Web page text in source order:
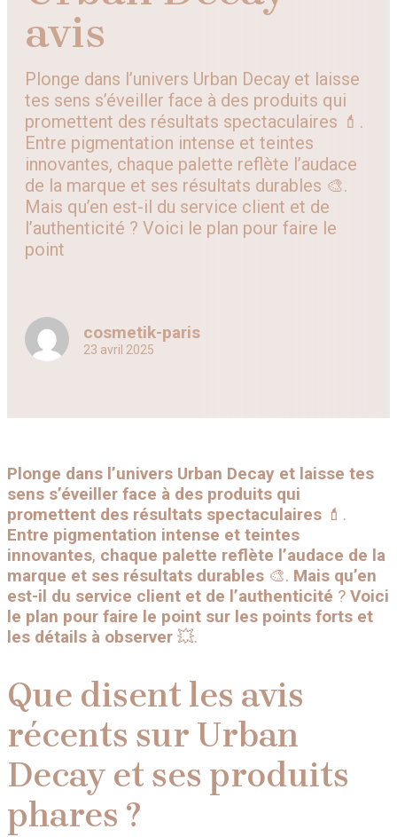
avis
Plonge dans l’univers Urban Decay et laisse
tes sens s’éveiller face à des produits qui
promettent des résultats spectaculaires 💄.
Entre pigmentation intense et teintes
innovantes, chaque palette reflète l’audace
de la marque et ses résultats durables 🎨.
Mais qu’en est-il du service client et de
l’authenticité ? Voici le plan pour faire le
point
cosmetik-paris
23 avril 2025
Plonge dans l’univers Urban Decay et laisse tes
sens s’éveiller face à des produits qui
promettent des résultats spectaculaires 💄.
Entre pigmentation intense et teintes
innovantes, chaque palette reflète l’audace de la
marque et ses résultats durables 🎨. Mais qu’en
est-il du service client et de l’authenticité ? Voici
le plan pour faire le point sur les points forts et
les détails à observer 💥.
Que disent les avis
récents sur Urban
Decay et ses produits
phares ?